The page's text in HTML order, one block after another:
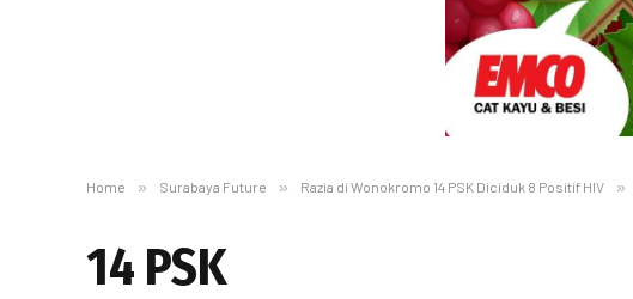
Home » Surabaya Future » Razia di Wonokromo 14 PSK Diciduk 8 Positif HIV »
14 PSK